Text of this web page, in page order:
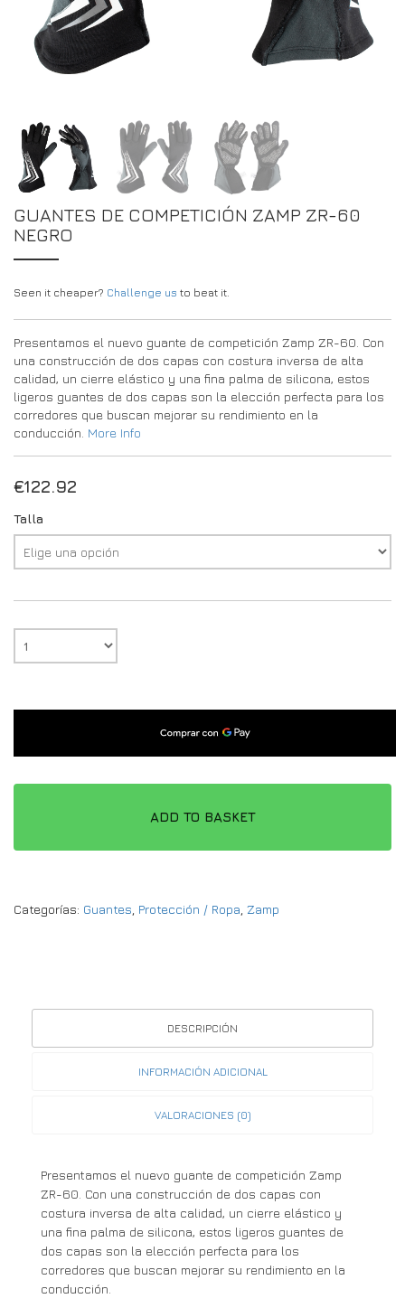
FAQS
DRIVERS/PARTNERS
DRIVERS/PARTNERS
RECURSOS
MI CUENTA
PÁGINA DE CONSULTA PARA DISTRIBUIDORES
FORMULARIO DE INSCRIPCIÓN DE EMBAJADORES
GUANTES DE COMPETICIÓN ZAMP ZR-60
NEGRO
Seen it cheaper? Challenge us to beat it.
Presentamos el nuevo guante de competición Zamp ZR-60. Con
una construcción de dos capas con costura inversa de alta
calidad, un cierre elástico y una fina palma de silicona, estos
ligeros guantes de dos capas son la elección perfecta para los
corredores que buscan mejorar su rendimiento en la
conducción. More Info
€122.92
Talla
ADD TO BASKET
Categorías: Guantes Protección / Ropa Zamp
DESCRIPCIÓN
INFORMACIÓN ADICIONAL
VALORACIONES (0)
Presentamos el nuevo guante de competición Zamp
ZR-60. Con una construcción de dos capas con
costura inversa de alta calidad, un cierre elástico y
una fina palma de silicona, estos ligeros guantes de
dos capas son la elección perfecta para los
corredores que buscan mejorar su rendimiento en la
conducción.